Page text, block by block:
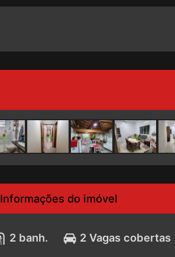
Informações do imóvel
2 banh. 2 Vagas cobertas